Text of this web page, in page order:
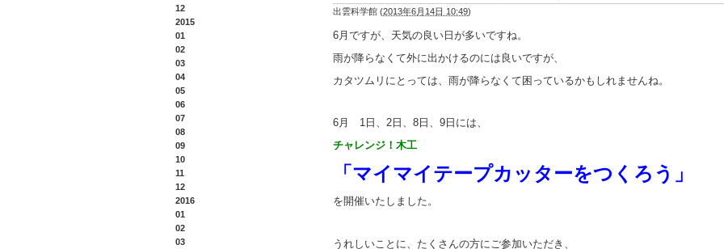
出雲科学館 (2013年6月14日 10:49)
6月ですが、天気の良い日が多いですね。
雨が降らなくて外に出かけるのには良いですが、
カタツムリにとっては、雨が降らなくて困っているかもしれませんね。
6月 1日、2日、8日、9日には、
チャレンジ！木工
「マイマイテープカッターをつくろう」
を開催いたしました。
うれしいことに、たくさんの方にご参加いただき、
12
2015
01
02
03
04
05
06
07
08
09
10
11
12
2016
01
02
03